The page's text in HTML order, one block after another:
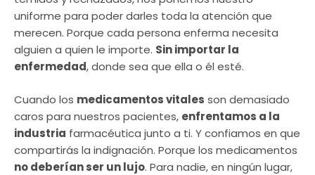
uniforme para poder darles toda la atención que
merecen. Porque cada persona enferma necesita
alguien a quien le importe. Sin importar la
enfermedad, donde sea que ella o él esté.
Cuando los medicamentos vitales son demasiado
caros para nuestros pacientes, enfrentamos a la
industria farmacéutica junto a ti. Y confiamos en que
compartirás la indignación. Porque los medicamentos
no deberían ser un lujo. Para nadie, en ningún lugar,